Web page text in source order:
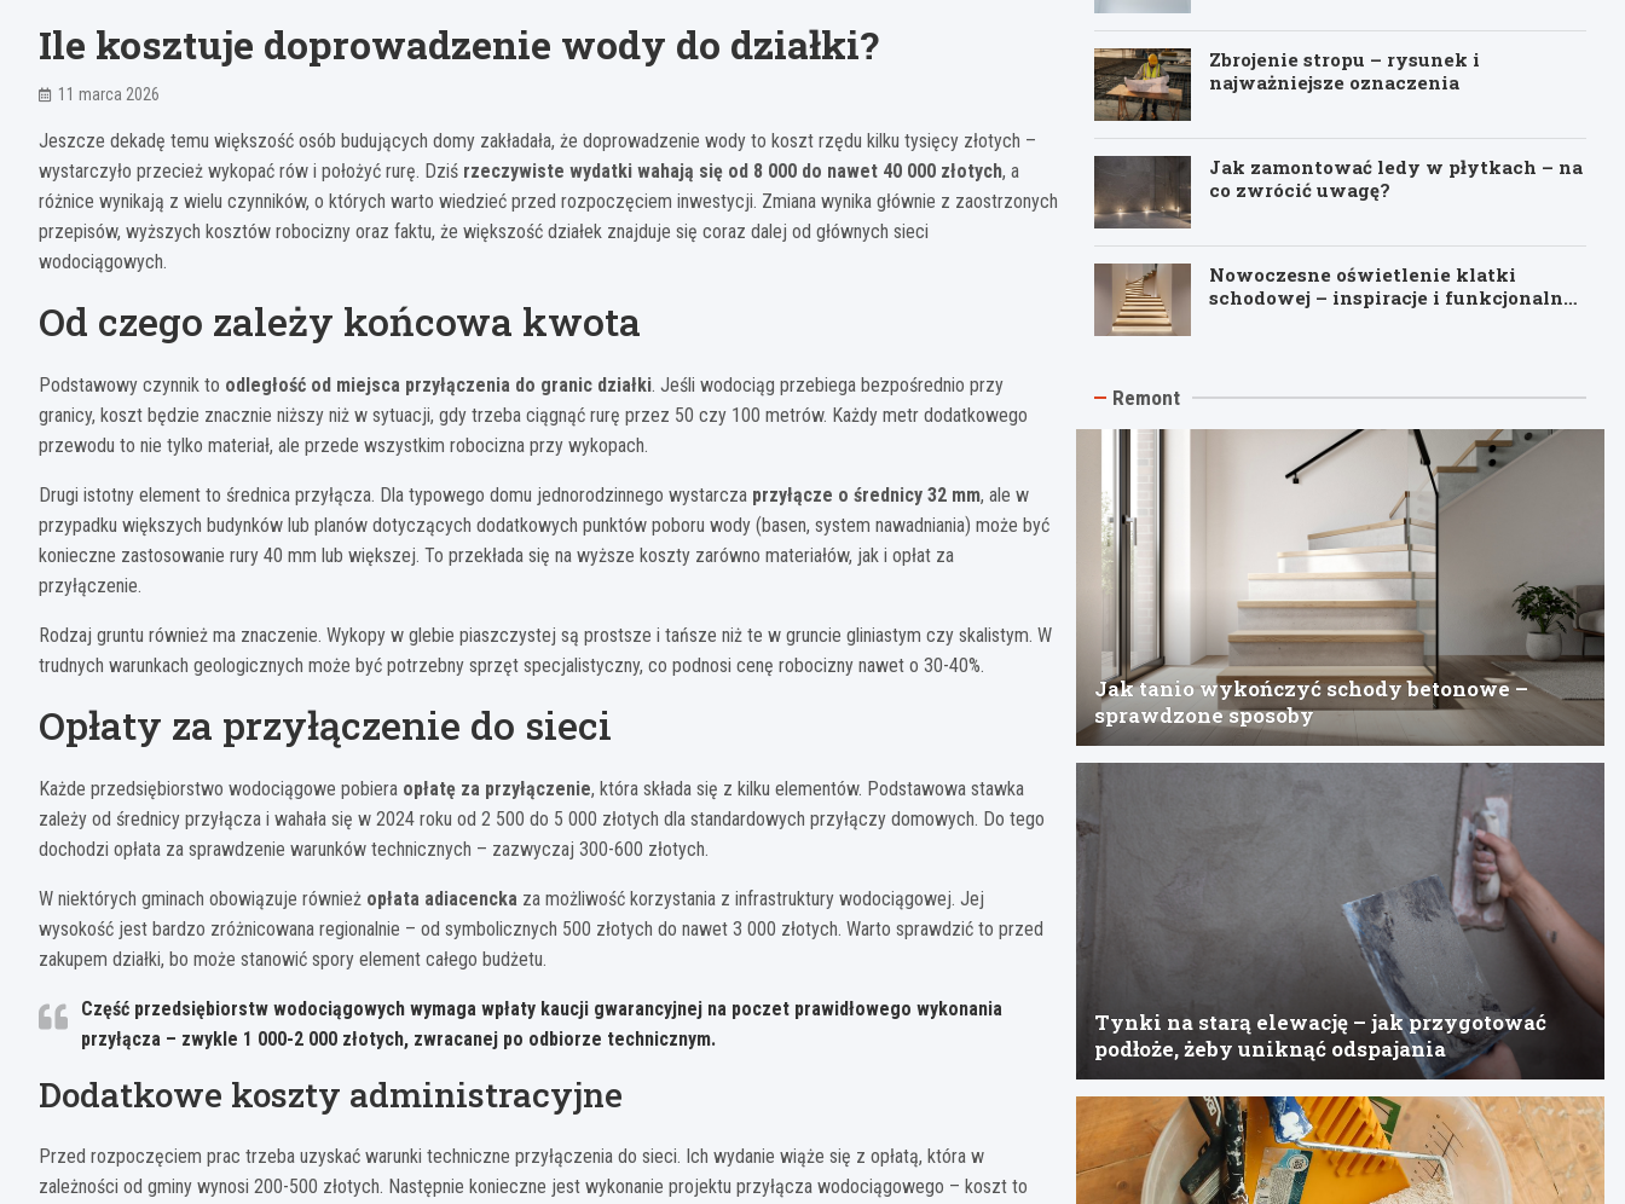
Ile kosztuje doprowadzenie wody do działki?
11 marca 2026
Jeszcze dekadę temu większość osób budujących domy zakładała, że doprowadzenie wody to koszt rzędu kilku tysięcy złotych –
wystarczyło przecież wykopać rów i położyć rurę. Dziś rzeczywiste wydatki wahają się od 8 000 do nawet 40 000 złotych, a
różnice wynikają z wielu czynników, o których warto wiedzieć przed rozpoczęciem inwestycji. Zmiana wynika głównie z zaostrzonych
przepisów, wyższych kosztów robocizny oraz faktu, że większość działek znajduje się coraz dalej od głównych sieci
wodociągowych.
Od czego zależy końcowa kwota
Podstawowy czynnik to odległość od miejsca przyłączenia do granic działki. Jeśli wodociąg przebiega bezpośrednio przy
granicy, koszt będzie znacznie niższy niż w sytuacji, gdy trzeba ciągnąć rurę przez 50 czy 100 metrów. Każdy metr dodatkowego
przewodu to nie tylko materiał, ale przede wszystkim robocizna przy wykopach.
Drugi istotny element to średnica przyłącza. Dla typowego domu jednorodzinnego wystarcza przyłącze o średnicy 32 mm, ale w
przypadku większych budynków lub planów dotyczących dodatkowych punktów poboru wody (basen, system nawadniania) może być
konieczne zastosowanie rury 40 mm lub większej. To przekłada się na wyższe koszty zarówno materiałów, jak i opłat za
przyłączenie.
Rodzaj gruntu również ma znaczenie. Wykopy w glebie piaszczystej są prostsze i tańsze niż te w gruncie gliniastym czy skalistym. W
trudnych warunkach geologicznych może być potrzebny sprzęt specjalistyczny, co podnosi cenę robocizny nawet o 30-40%.
Opłaty za przyłączenie do sieci
Każde przedsiębiorstwo wodociągowe pobiera opłatę za przyłączenie, która składa się z kilku elementów. Podstawowa stawka
zależy od średnicy przyłącza i wahała się w 2024 roku od 2 500 do 5 000 złotych dla standardowych przyłączy domowych. Do tego
dochodzi opłata za sprawdzenie warunków technicznych – zazwyczaj 300-600 złotych.
W niektórych gminach obowiązuje również opłata adiacencka za możliwość korzystania z infrastruktury wodociągowej. Jej
wysokość jest bardzo zróżnicowana regionalnie – od symbolicznych 500 złotych do nawet 3 000 złotych. Warto sprawdzić to przed
zakupem działki, bo może stanowić spory element całego budżetu.
Część przedsiębiorstw wodociągowych wymaga wpłaty kaucji gwarancyjnej na poczet prawidłowego wykonania
przyłącza – zwykle 1 000-2 000 złotych, zwracanej po odbiorze technicznym.
Dodatkowe koszty administracyjne
Przed rozpoczęciem prac trzeba uzyskać warunki techniczne przyłączenia do sieci. Ich wydanie wiąże się z opłatą, która w
zależności od gminy wynosi 200-500 złotych. Następnie konieczne jest wykonanie projektu przyłącza wodociągowego – koszt to
Zbrojenie stropu – rysunek i
najważniejsze oznaczenia
Jak zamontować ledy w płytkach – na
co zwrócić uwagę?
Nowoczesne oświetlenie klatki
schodowej – inspiracje i funkcjonalne
Remont
Jak tanio wykończyć schody betonowe –
sprawdzone sposoby
Tynki na starą elewację – jak przygotować
podłoże, żeby uniknąć odspajania